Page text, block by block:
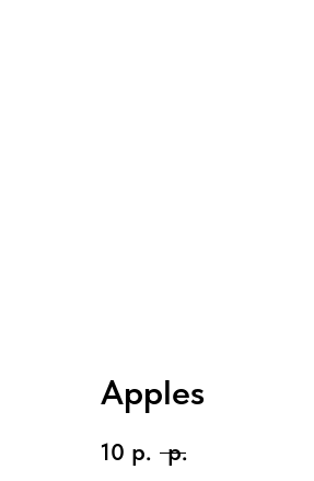
Apples
10 р. р.